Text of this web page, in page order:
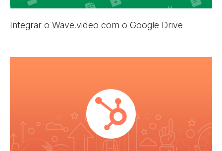
Integrar o Wave.video com o Google Drive